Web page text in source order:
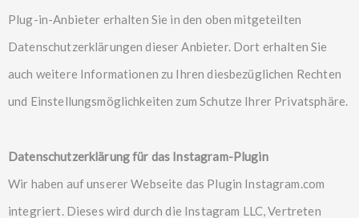
Plug-in-Anbieter erhalten Sie in den oben mitgeteilten
Datenschutzerklärungen dieser Anbieter. Dort erhalten Sie
auch weitere Informationen zu Ihren diesbezüglichen Rechten
und Einstellungsmöglichkeiten zum Schutze Ihrer Privatsphäre.
Datenschutzerklärung für das Instagram-Plugin
Wir haben auf unserer Webseite das Plugin Instagram.com
integriert. Dieses wird durch die Instagram LLC, Vertreten